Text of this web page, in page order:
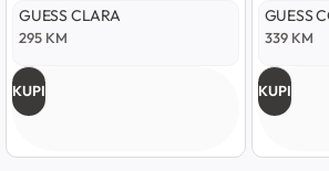
GUESS CLARA
295 KM
KUPI
GUESS
339 KM
KUPI